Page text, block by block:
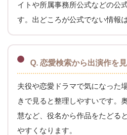
イトや所属事務所公式などの公
す。出どころが公式でない情報
Q. 恋愛検索から出演作を
夫役や恋愛ドラマで気になった
きで見ると整理しやすいです。
慧など、役名から作品をたどる
やすくなります。